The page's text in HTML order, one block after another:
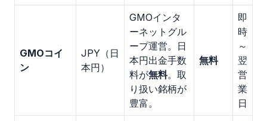
GMOコイ
ン
JPY（日
本円）
GMOインタ
ーネットグル
ープ運営。日
本円出金手数
料が無料。取
り扱い銘柄が
豊富。
無料
即
時
～
翌
営
業
日